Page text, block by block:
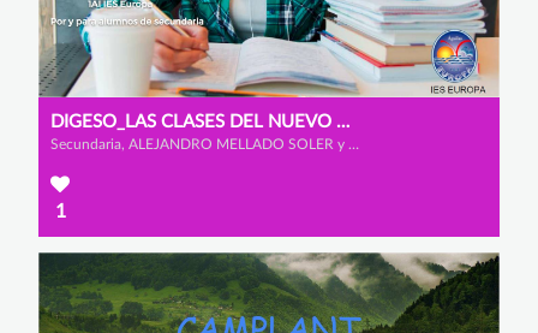
DIGESO_LAS CLASES DEL NUEVO MILENIO
Secundaria, ALEJANDRO MELLADO SOLER y SERGIO RABAL AYALA
1